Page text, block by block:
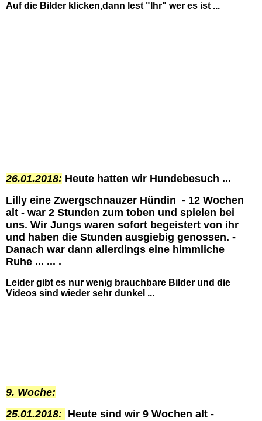
Auf die Bilder klicken,dann lest "Ihr" wer es ist ...
26.01.2018: Heute hatten wir Hundebesuch ...
Lilly eine Zwergschnauzer Hündin - 12 Wochen
alt - war 2 Stunden zum toben und spielen bei
uns. Wir Jungs waren sofort begeistert von ihr
und haben die Stunden ausgiebig genossen. -
Danach war dann allerdings eine himmliche
Ruhe ... ... .
Leider gibt es nur wenig brauchbare Bilder und die
Videos sind wieder sehr dunkel ...
9. Woche:
25.01.2018: Heute sind wir 9 Wochen alt -